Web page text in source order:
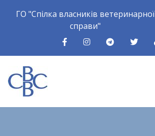
ГО "Спілка власників ветеринарної
справи"